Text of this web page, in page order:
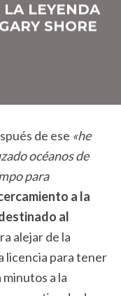
LEYENDA
SHORE
de ese «he
océanos de
para
a la
al
alejar de la
licencia para tener
a la